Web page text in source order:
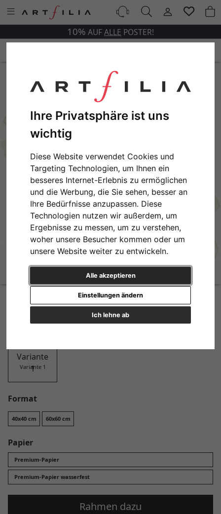
Ihre Privatsphäre ist uns
wichtig
Diese Website verwendet Cookies und
Targeting Technologien, um Ihnen ein
besseres Internet-Erlebnis zu ermöglichen
und die Werbung, die Sie sehen, besser an
Ihre Bedürfnisse anzupassen. Diese
Technologien nutzen wir außerdem, um
Ergebnisse zu messen, um zu verstehen,
woher unsere Besucher kommen oder um
unsere Website weiter zu entwickeln.
Alle akzeptieren
Ich lehne ab
Einstellungen ändern
10% AUFALLE POSTER!
Design
Variante 1
Format
40x40 cm 60x60 cm
Papier
Premium-Papier
Premium-Papier wasserfest
Rahmen dazu